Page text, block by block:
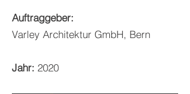
Auftraggeber:
Varley Architektur GmbH, Bern
Jahr: 2020